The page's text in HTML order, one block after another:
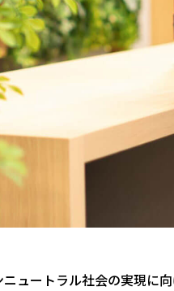
ュートラル社会の実現に